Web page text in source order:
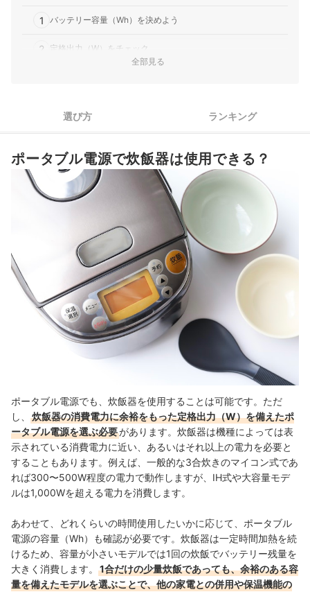
1 バッテリー容量（Wh）を決めよう
2 定格出力（W）をチェック
発火など万一のトラブルに備えて、安全保護機能搭載モデルを
保証期間と国内サポート体制をチェック
7 あると便利な付加機能もチェック
炊飯器対応ポータブル電源全22商品おすすめ人気ランキング
売れ筋の人気炊飯器対応ポータブル電源全22商品を徹底比較！
炊飯器対応ポータブル電源の売れ筋ランキングもチェック！
全部見る
選び方 ランキング
ポータブル電源で炊飯器は使用できる？
ポータブル電源でも、炊飯器を使用することは可能です。ただ
し、
炊飯器の消費電力に余裕をもった定格出力（W）を備えたポ
ータブル電源を選ぶ必要があります。炊飯器は機種によっては表
示されている消費電力に近い、あるいはそれ以上の電力を必要と
することもあります。例えば、一般的な3合炊きのマイコン式であ
れば300〜500W程度の電力で動作しますが、IH式や大容量モデ
ルは1,000Wを超える電力を消費します。
あわせて、どれくらいの時間使用したいかに応じて、ポータブル
電源の容量（Wh）も確認が必要です。炊飯器は一定時間加熱を続
けるため、容量が小さいモデルでは1回の炊飯でバッテリー残量を
大きく消費します。
1合だけの少量炊飯であっても、余裕のある容
量を備えたモデルを選ぶことで、他の家電との併用や保温機能の